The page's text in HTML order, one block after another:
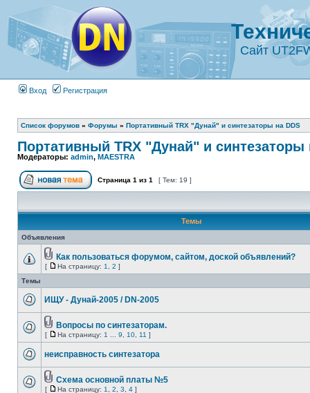
Сайт
Вход Регистрация
Список форумов » Форумы » Портативный TRX "Дунай" и синтезаторы на DDS
Портативный TRX "Дунай" и синтезаторы
Модераторы: admin, MAESTRA
Страница 1 из 1 [ Тем: 19 ]
Темы
Объявления
Как пользоваться форумом, сайтом, доской объявлений?
[ На страницу: 1 2 ]
Темы
ИЩУ - Дунай-2005 / DN-2005
Вопросы по синтезаторам.
[ На страницу: 1 9 10 11 ]
неисправность синтезатора
Cхема основной платы №5
[ На страницу: 1 2 3 4 ]